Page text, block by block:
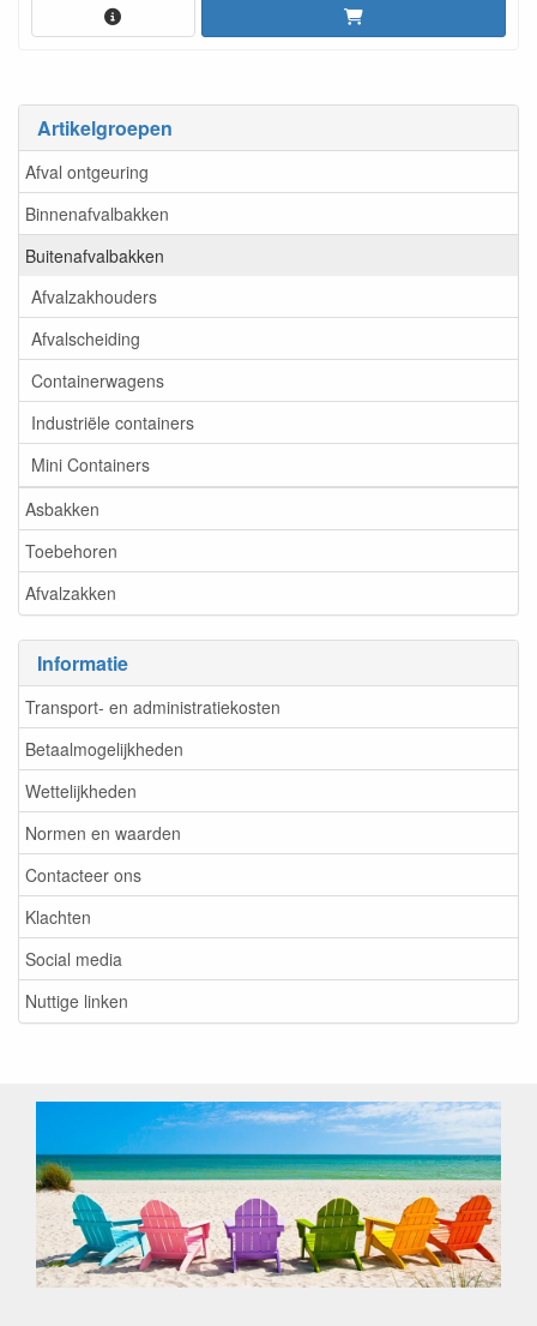
Artikelgroepen
Afval ontgeuring
Binnenafvalbakken
Buitenafvalbakken
Afvalzakhouders
Afvalscheiding
Containerwagens
Industriële containers
Mini Containers
Asbakken
Toebehoren
Afvalzakken
Informatie
Transport- en administratiekosten
Betaalmogelijkheden
Wettelijkheden
Normen en waarden
Contacteer ons
Klachten
Social media
Nuttige linken